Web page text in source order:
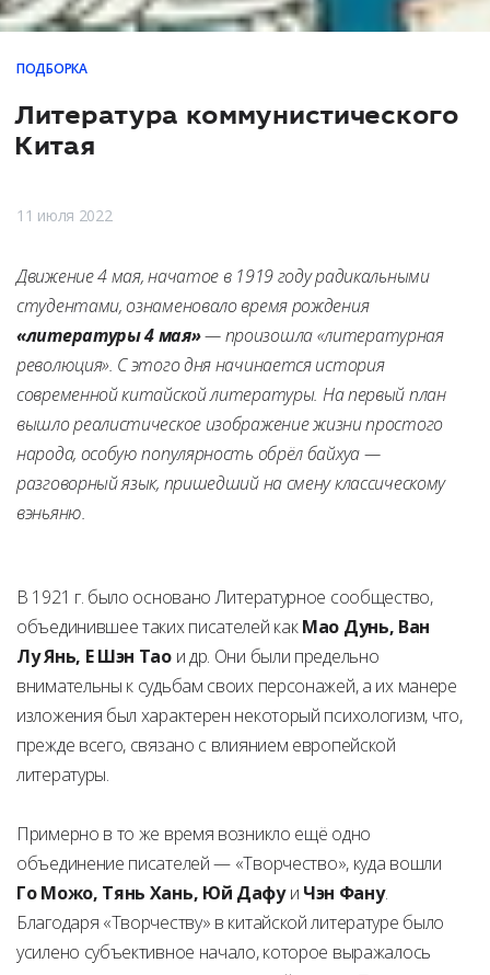
ПОДБОРКА
Литература коммунистического
Китая
11 июля 2022
Движение 4 мая, начатое в 1919 году радикальными
студентами, ознаменовало время рождения
«литературы 4 мая»— произошла «литературная
революция». С этого дня начинается история
современной китайской литературы. На первый план
вышло реалистическое изображение жизни простого
народа, особую популярность обрёл байхуа —
разговорный язык, пришедший на смену классическому
вэньяню.
В 1921 г. было основано Литературное сообщество,
объединившее таких писателей какМао Дунь, Ван
Лу Янь, Е Шэн Таои др. Они были предельно
внимательны к судьбам своих персонажей, а их манере
изложения был характерен некоторый психологизм, что,
прежде всего, связано с влиянием европейской
литературы.
Примерно в то же время возникло ещё одно
объединение писателей — «Творчество», куда вошли
Го Можо, Тянь Хань, Юй Дафуи Чэн Фану.
Благодаря «Творчеству» в китайской литературе было
усилено субъективное начало, которое выражалось